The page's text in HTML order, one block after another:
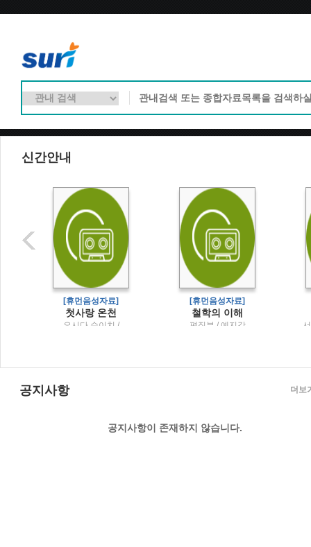
신간안내
[휴먼음성자료]
첫사랑 온천
요시다 슈이치 /
[휴먼음성자료]
철학의 이해
편집부 / 예지각
공지사항
공지사항이 존재하지 않습니다.
더보